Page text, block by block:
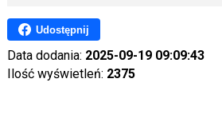
Udostępnij
Data dodania: 2025-09-19 09:09:43
Ilość wyświetleń: 2375